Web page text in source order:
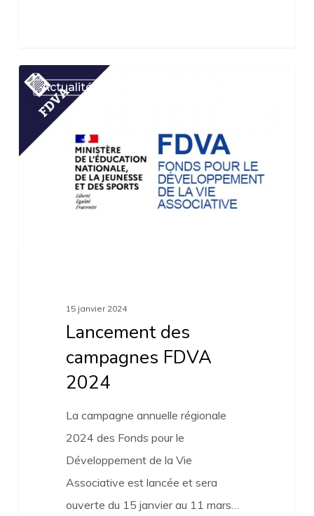
Lancement
des
campagnes
FDVA
Actualités
15 janvier 2024
Lancement des
campagnes FDVA
2024
La campagne annuelle régionale
2024 des Fonds pour le
Développement de la Vie
Associative est lancée et sera
ouverte du 15 janvier au 11 mars…